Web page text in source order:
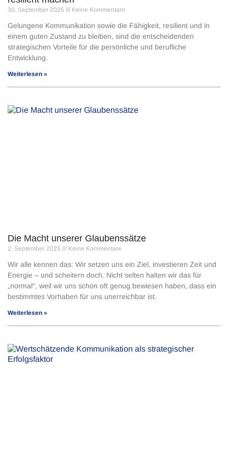
30. September 2025 Keine Kommentare
Gelungene Kommunikation sowie die Fähigkeit, resilient und in
einem guten Zustand zu bleiben, sind die entscheidenden
strategischen Vorteile für die persönliche und berufliche
Entwicklung.
Weiterlesen »
Die Macht unserer Glaubenssätze
2. September 2025 Keine Kommentare
Wir alle kennen das: Wir setzen uns ein Ziel, investieren Zeit und
Energie – und scheitern doch. Nicht selten halten wir das für
„normal“, weil wir uns schon oft genug bewiesen haben, dass ein
bestimmtes Vorhaben für uns unerreichbar ist.
Weiterlesen »